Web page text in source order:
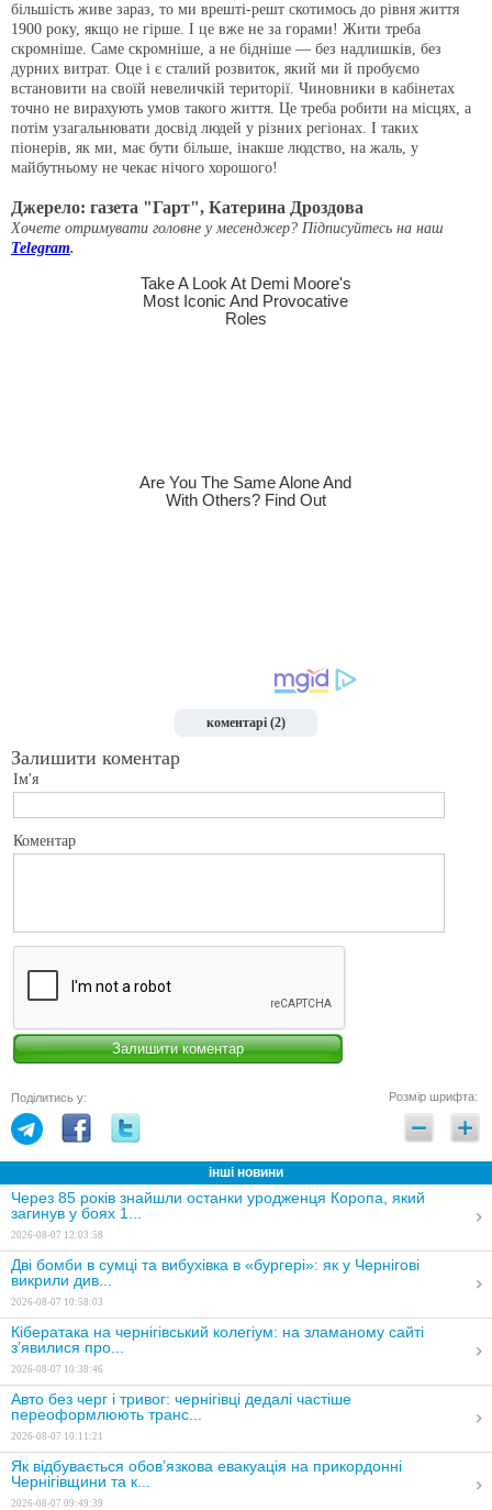
більшість живе зараз, то ми врешті-решт скотимось до рівня життя
1900 року, якщо не гірше. І це вже не за горами! Жити треба
скромніше. Саме скромніше, а не бідніше — без надлишків, без
дурних витрат. Оце і є сталий розвиток, який ми й пробуємо
встановити на своїй невеличкій території. Чиновники в кабінетах
точно не вирахують умов такого життя. Це треба робити на місцях, а
потім узагальнювати досвід людей у різних регіонах. І таких
піонерів, як ми, має бути більше, інакше людство, на жаль, у
майбутньому не чекає нічого хорошого!
Джерело: газета "Гарт", Катерина Дроздова
Хочете отримувати головне у месенджер? Підписуйтесь на наш
Telegram.
коментарі (2)
Залишити коментар
Ім'я
Коментар
Поділитись у: Розмір шрифта:
інші новини
Через 85 років знайшли останки уродженця Коропа, який
загинув у боях 1...
2026-08-07 12:03:58
Дві бомби в сумці та вибухівка в «бургері»: як у Чернігові
викрили див...
2026-08-07 10:58:03
Кібератака на чернігівський колегіум: на зламаному сайті
з’явилися про...
2026-08-07 10:38:46
Авто без черг і тривог: чернігівці дедалі частіше
переоформлюють транс...
2026-08-07 10:11:21
Як відбувається обов’язкова евакуація на прикордонні
Чернігівщини та к...
2026-08-07 09:49:39